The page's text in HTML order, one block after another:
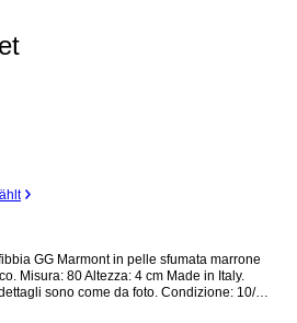
in pelle sfumata marrone
Italy.
sono come da foto. Condizione: 10/10